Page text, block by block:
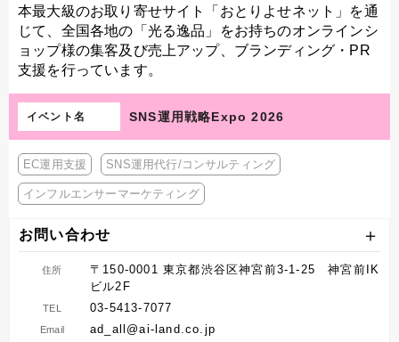
本最大級のお取り寄せサイト「おとりよせネット」を通
じて、全国各地の「光る逸品」をお持ちのオンラインシ
ョップ様の集客及び売上アップ、ブランディング・PR
支援を行っています。
イベント名 SNS運用戦略Expo 2026
EC運用支援 SNS運用代行/コンサルティング
インフルエンサーマーケティング
お問い合わせ
住所
〒150-0001 東京都渋谷区神宮前3-1-25 神宮前IK
ビル2F
TEL 03-5413-7077
Email ad_all@ai-land.co.jp